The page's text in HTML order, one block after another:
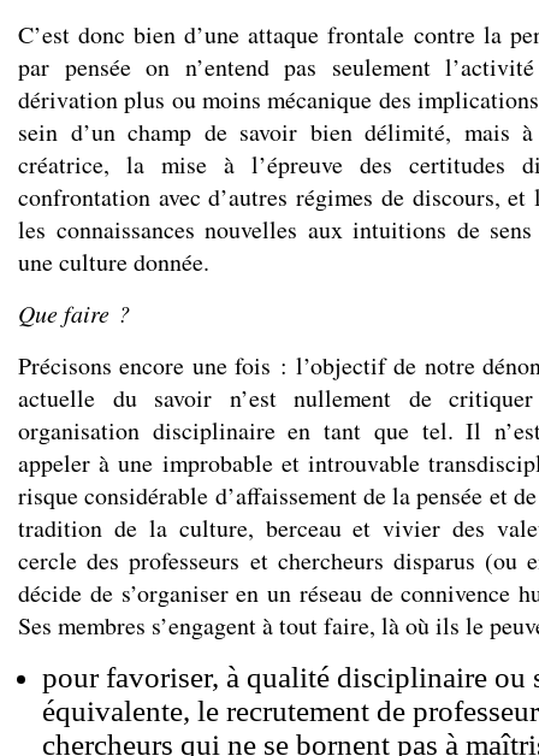
C’est donc bien d’une attaque frontale contre la
par pensée on n’entend pas seulement
dérivation plus ou moins mécanique des
sein d’un champ de savoir bien délimité, mais
créatrice, la mise à l’épreuve des certitudes
confrontation avec d’autres régimes de discours,
les connaissances nouvelles aux intuitions de
une culture donnée.
Que faire ?
Précisons encore une fois : l’objectif de notre
actuelle du savoir n’est nullement de
organisation disciplinaire en tant que tel. Il
appeler à une improbable et introuvable
risque considérable d’affaissement de la pensée et
tradition de la culture, berceau et vivier des
cercle des professeurs et chercheurs disparus (ou
décide de s’organiser en un réseau de connivence
Ses membres s’engagent à tout faire, là où ils le
pour favoriser, à qualité disciplinaire ou
équivalente, le recrutement de
chercheurs qui ne se bornent pas à